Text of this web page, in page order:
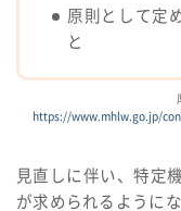
原則として定
と
https://www.mhlw.go.jp/
見直しに伴い、特定
が求められるように